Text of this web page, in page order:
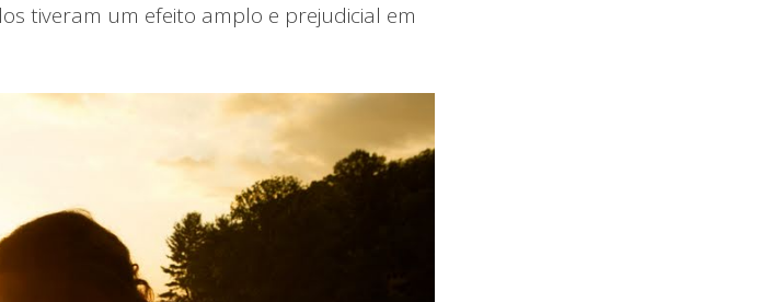
tiveram um efeito amplo e prejudicial em